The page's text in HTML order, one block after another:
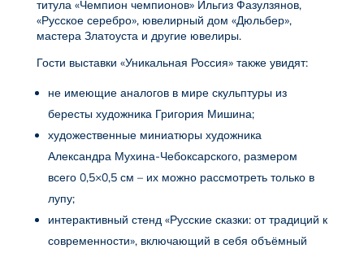
титула «Чемпион чемпионов» Ильгиз Фазулзянов,
«Русское серебро», ювелирный дом «Дюльбер»,
мастера Златоуста и другие ювелиры.
Гости выставки «Уникальная Россия» также увидят:
не имеющие аналогов в мире скульптуры из
бересты художника Григория Мишина;
художественные миниатюры художника
Александра Мухина-Чебоксарского, размером
всего 0,5×0,5 см – их можно рассмотреть только в
лупу;
интерактивный стенд «Русские сказки: от традиций к
современности», включающий в себя объёмный